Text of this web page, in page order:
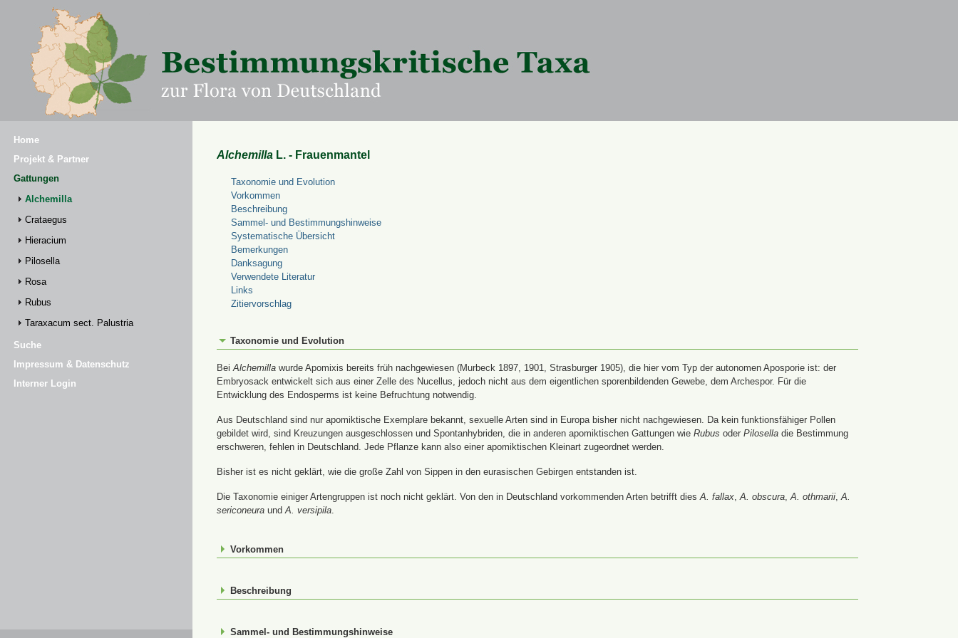
Home
Projekt & Partner
Gattungen
Alchemilla
Crataegus
Hieracium
Pilosella
Rosa
Rubus
Taraxacum sect. Palustria
Suche
Impressum & Datenschutz
Interner Login
Alchemilla L. - Frauenmantel
Taxonomie und Evolution
Vorkommen
Beschreibung
Sammel- und Bestimmungshinweise
Systematische Übersicht
Bemerkungen
Danksagung
Verwendete Literatur
Links
Zitiervorschlag
Taxonomie und Evolution
BeiAlchemilla wurde Apomixis bereits früh nachgewiesen (Murbeck 1897, 1901, Strasburger 1905), die hier vom Typ der autonomen Aposporie ist: der
Embryosack entwickelt sich aus einer Zelle des Nucellus, jedoch nicht aus dem eigentlichen sporenbildenden Gewebe, dem Archespor. Für die
Entwicklung des Endosperms ist keine Befruchtung notwendig.
Aus Deutschland sind nur apomiktische Exemplare bekannt, sexuelle Arten sind in Europa bisher nicht nachgewiesen. Da kein funktionsfähiger Pollen
gebildet wird, sind Kreuzungen ausgeschlossen und Spontanhybriden, die in anderen apomiktischen Gattungen wie Rubus oder Pilosella die Bestimmung
erschweren, fehlen in Deutschland. Jede Pflanze kann also einer apomiktischen Kleinart zugeordnet werden.
Bisher ist es nicht geklärt, wie die große Zahl von Sippen in den eurasischen Gebirgen entstanden ist.
Die Taxonomie einiger Artengruppen ist noch nicht geklärt. Von den in Deutschland vorkommenden Arten betrifft diesA. fallax,A. obscura,A. othmarii,A.
sericoneura undA. versipila.
Vorkommen
Beschreibung
Sammel- und Bestimmungshinweise